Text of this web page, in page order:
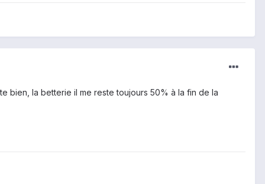
bien, la betterie il me reste toujours 50% à la fin de la